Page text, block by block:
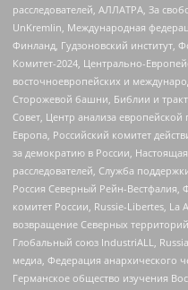
расследователей, АЛЛАТРА, За
UnKremlin, Международная
Финланд, Гудзоновский институт,
Комитет-2024, Центрально-
восточноевропейских и
Сторожевой башни, Библии и
Совет, Центр анализа европейской
Европа, Российский комитет
за демократию в России,
расследователей, Служба
Россия Северный Рейн-
комитет России, Russie-Libertes, La
возвращение Северных
Глобальный союз IndustriALL,
медиа, Федерация анархического
Германское общество изучения